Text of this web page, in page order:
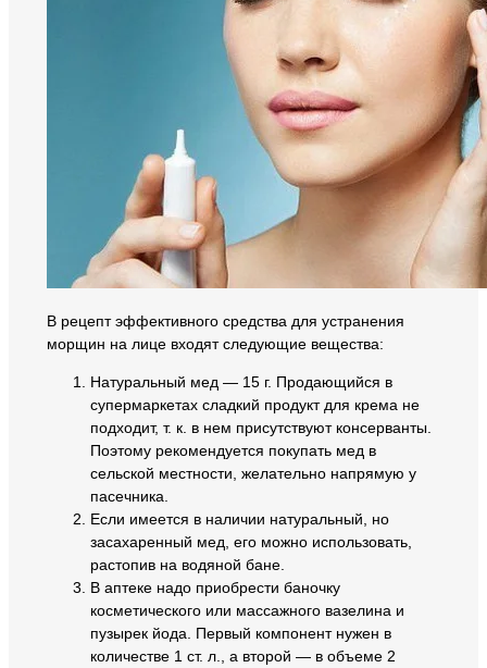
В рецепт эффективного средства для устранения
морщин на лице входят следующие вещества:
Натуральный мед — 15 г. Продающийся в
супермаркетах сладкий продукт для крема не
подходит, т. к. в нем присутствуют консерванты.
Поэтому рекомендуется покупать мед в
сельской местности, желательно напрямую у
пасечника.
Если имеется в наличии натуральный, но
засахаренный мед, его можно использовать,
растопив на водяной бане.
В аптеке надо приобрести баночку
косметического или массажного вазелина и
пузырек йода. Первый компонент нужен в
количестве 1 ст. л., а второй — в объеме 2